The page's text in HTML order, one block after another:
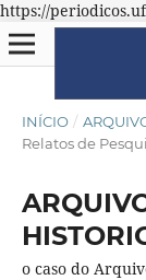
https://
INÍCIO /
Relatos de
o caso do